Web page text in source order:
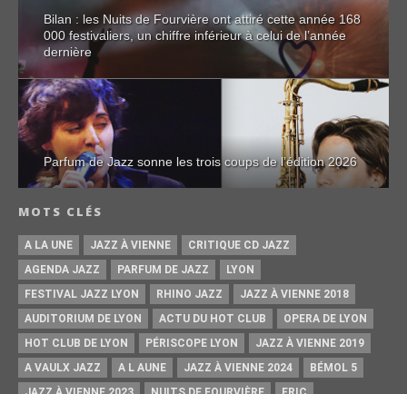
Bilan : les Nuits de Fourvière ont attiré cette année 168
000 festivaliers, un chiffre inférieur à celui de l’année
dernière
Parfum de Jazz sonne les trois coups de l’édition 2026
MOTS CLÉS
A LA UNE JAZZ À VIENNE
CRITIQUE CD JAZZ
AGENDA JAZZ
PARFUM DE JAZZ
LYON
FESTIVAL JAZZ LYON
RHINO JAZZ
JAZZ À VIENNE 2018
AUDITORIUM DE LYON
ACTU DU HOT CLUB
OPERA DE LYON
HOT CLUB DE LYON
PÉRISCOPE LYON
JAZZ À VIENNE 2019
A VAULX JAZZ
A L AUNE JAZZ À VIENNE 2024
BÉMOL 5